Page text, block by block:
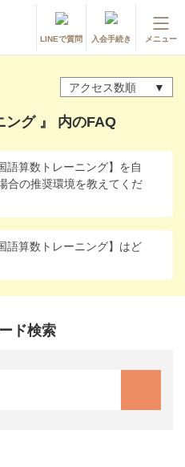
LINEで質問 入会手続き メニュー
続きはこちら
貫
アクセス数順
ング 』 内のFAQ
語算数トレーニング】を自
合の推奨環境を教えてくだ
語算数トレーニング】はど
ド検索